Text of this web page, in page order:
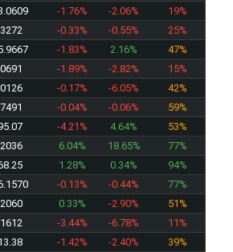
-1.76% -2.06%
19%
-0.33% -0.55%
25%
-1.83% 2.16%
47%
-1.89% -2.82%
15%
-0.17% -6.05%
42%
-0.04% -0.06%
59%
-4.21% 4.64%
53%
6.04% 18.65%
77%
1.28% 0.34%
94%
-0.13% -0.44%
77%
0.33% -2.90%
51%
-3.44% -6.78%
11%
-1.42% -2.40%
39%